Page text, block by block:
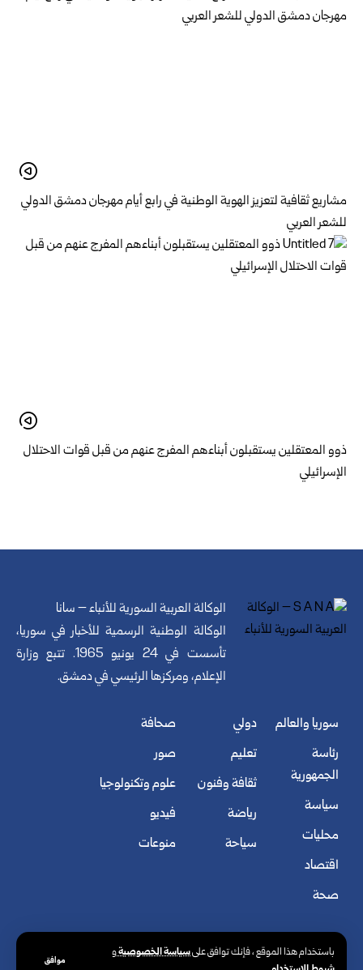
باستخدام هذا الموقع ، فإنك توافق علىسياسة الخصوصيةو
موافق
مشاريع ثقافية لتعزيز الهوية الوطنية في رابع أيام مهرجان دمشق الدولي
للشعر العربي
ذوو المعتقلين يستقبلون أبناءهم المفرج عنهم من قبل قوات الاحتلال
الإسرائيلي
الوكالة العربية السورية للأنباء – سانا
الوكالة الوطنية الرسمية للأخبار في سوريا،
تأسست في 24 يونيو 1965. تتبع وزارة
الإعلام، ومركزها الرئيسي في دمشق.
سوريا والعالم
رئاسة
الجمهورية
سياسة
محليات
اقتصاد
صحة
دولي
تعليم
ثقافة وفنون
رياضة
سياحة
صحافة
صور
علوم وتكنولوجيا
فيديو
منوعات